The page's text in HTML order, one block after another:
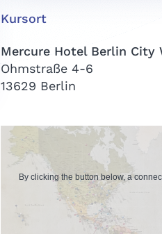
Kursort
Mercure Hotel Berlin City
Ohmstraße 4-6
13629 Berlin
By clicking the button below, a